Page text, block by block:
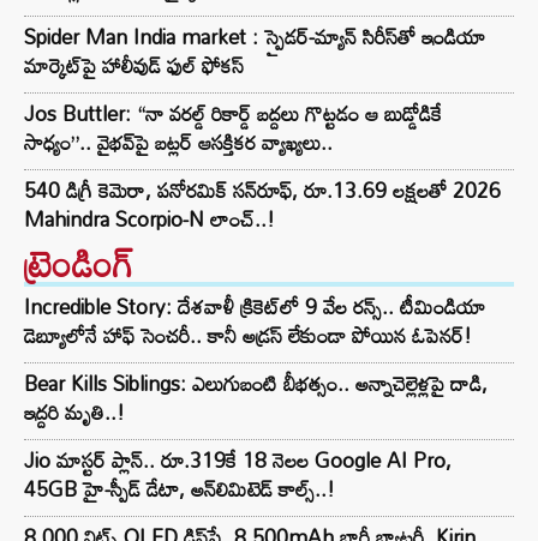
Spider Man India market : స్పైడర్-మ్యాన్ సిరీస్‌తో ఇండియా
మార్కెట్‌పై హాలీవుడ్ ఫుల్ ఫోకస్
Jos Buttler: “నా వరల్డ్ రికార్డ్‌ బద్దలు గొట్టడం ఆ బుడ్డోడికే
సాధ్యం”.. వైభవ్‌పై బట్లర్ ఆసక్తికర వ్యాఖ్యలు..
540 డిగ్రీ కెమెరా, పనోరమిక్ సన్‌రూఫ్‌, రూ.13.69 లక్షలతో 2026
Mahindra Scorpio-N లాంచ్..!
ట్రెండింగ్‌
Incredible Story: దేశవాళీ క్రికెట్‌లో 9 వేల రన్స్.. టీమిండియా
డెబ్యూలోనే హాఫ్ సెంచరీ.. కానీ అడ్రస్ లేకుండా పోయిన ఓపెనర్!
Bear Kills Siblings: ఎలుగుబంటి బీభత్సం.. అన్నాచెల్లెళ్లపై దాడి,
ఇద్దరి మృతి..!
Jio మాస్టర్ ప్లాన్.. రూ.319కే 18 నెలల Google AI Pro,
45GB హై-స్పీడ్ డేటా, అన్⁭లిమిటెడ్ కాల్స్..!